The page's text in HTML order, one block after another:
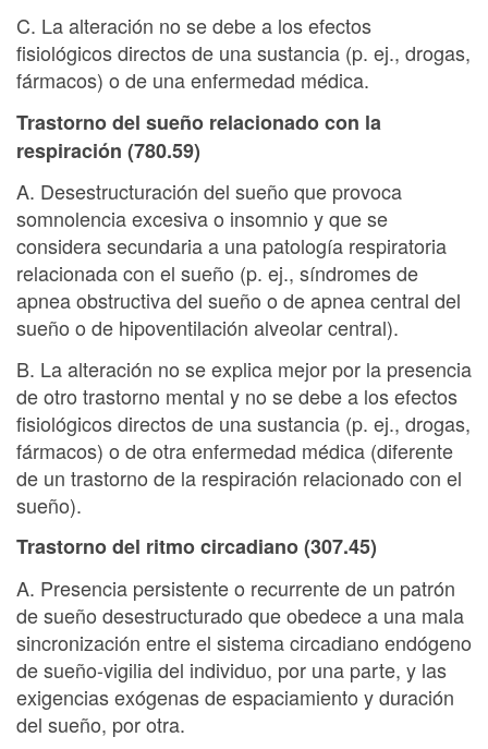
C. La alteración no se debe a los efectos
fisiológicos directos de una sustancia (p. ej., drogas,
fármacos) o de una enfermedad médica.
Trastorno del sueño relacionado con la
respiración (780.59)
A. Desestructuración del sueño que provoca
somnolencia excesiva o insomnio y que se
considera secundaria a una patología respiratoria
relacionada con el sueño (p. ej., síndromes de
apnea obstructiva del sueño o de apnea central del
sueño o de hipoventilación alveolar central).
B. La alteración no se explica mejor por la presencia
de otro trastorno mental y no se debe a los efectos
fisiológicos directos de una sustancia (p. ej., drogas,
fármacos) o de otra enfermedad médica (diferente
de un trastorno de la respiración relacionado con el
sueño).
Trastorno del ritmo circadiano (307.45)
A. Presencia persistente o recurrente de un patrón
de sueño desestructurado que obedece a una mala
sincronización entre el sistema circadiano endógeno
de sueño-vigilia del individuo, por una parte, y las
exigencias exógenas de espaciamiento y duración
del sueño, por otra.